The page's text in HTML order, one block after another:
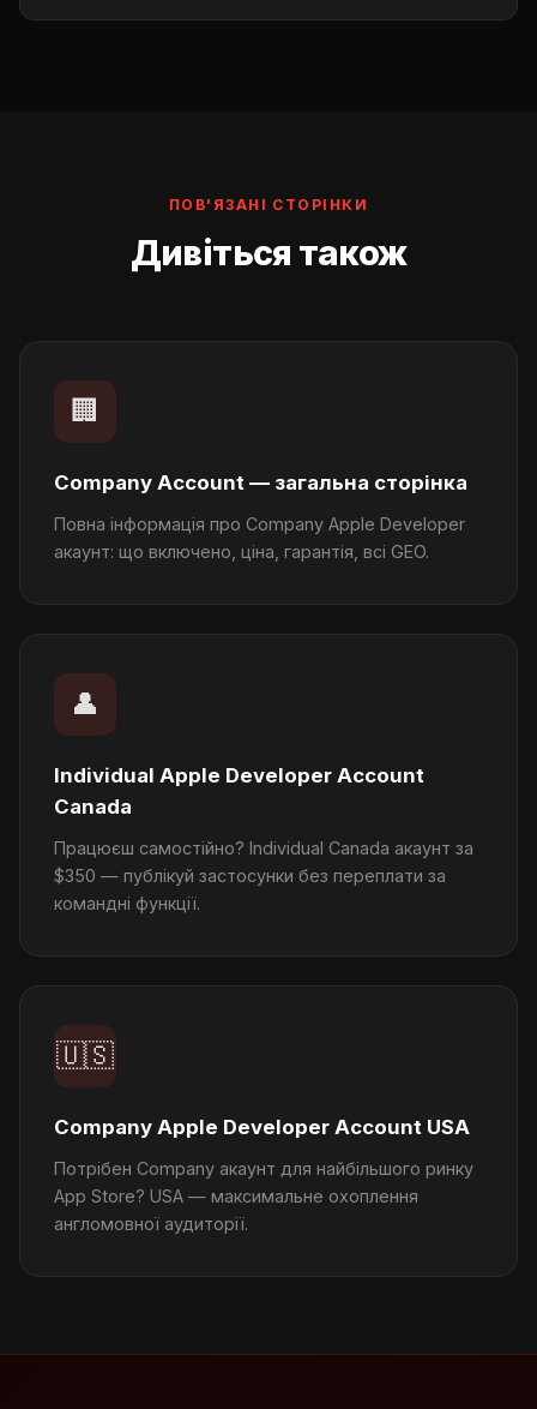
ПОВ'ЯЗАНІ СТОРІНКИ
Дивіться також
🏢
Company Account — загальна сторінка
Повна інформація про Company Apple Developer
акаунт: що включено, ціна, гарантія, всі GEO.
👤
Individual Apple Developer Account
Canada
Працюєш самостійно? Individual Canada акаунт за
$350 — публікуй застосунки без переплати за
командні функції.
🇺🇸
Company Apple Developer Account USA
Потрібен Company акаунт для найбільшого ринку
App Store? USA — максимальне охоплення
англомовної аудиторії.